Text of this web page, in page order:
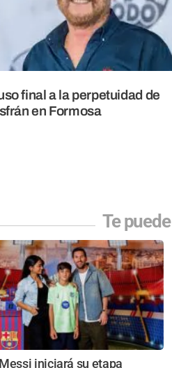
final a la perpetuidad de
en Formosa
Te puede
iniciará su etapa